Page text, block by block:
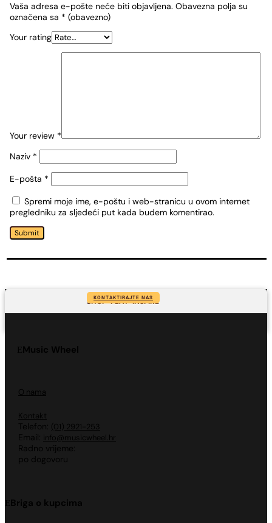
Vaša adresa e-pošte neće biti objavljena. Obavezna polja su
označena sa * (obavezno)
Your rating
Your review *
Naziv *
E-pošta *
Spremi moje ime, e-poštu i web-stranicu u ovom internet
pregledniku za sljedeći put kada budem komentirao.
Submit
SHOP-PLAY-INSPIRE
KONTAKTIRAJTE NAS
Music Wheel
O nama
Kontakt
Telefon: (01) 2921-253
Email: info@musicwheel.hr
Radno vrijeme:
po dogovoru
Briga o kupcima